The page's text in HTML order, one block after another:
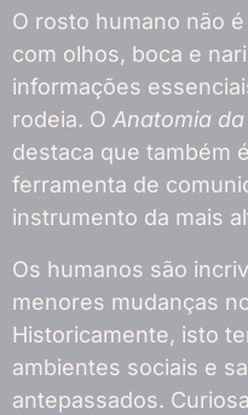
O rosto humano não
com olhos, boca e
informações
rodeia. O Anatomia
destaca que também
ferramenta de
instrumento da mais
Os humanos são
menores mudanças
Historicamente, isto
ambientes sociais e
antepassados.